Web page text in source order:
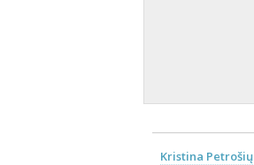
Kristina Petrošių